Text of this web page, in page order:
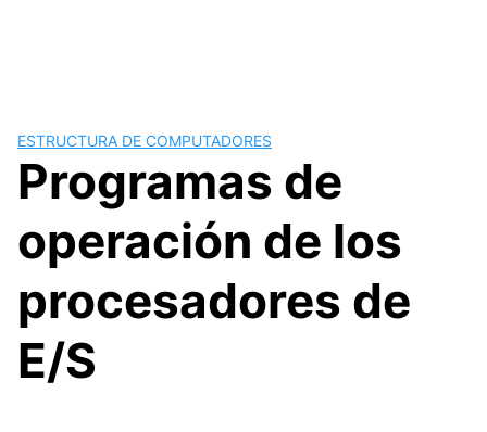
ESTRUCTURA DE COMPUTADORES
Programas de
operación de los
procesadores de
E/S